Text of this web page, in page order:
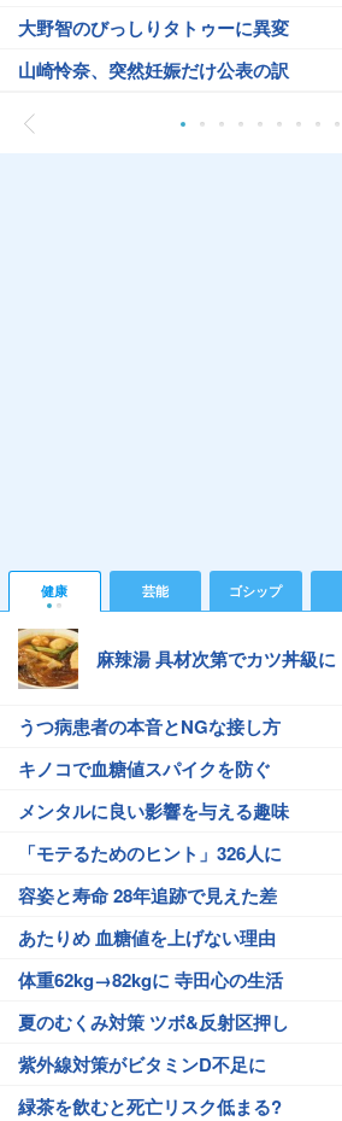
大野智のびっしりタトゥーに異変
山崎怜奈、突然妊娠だけ公表の訳
健康 芸能 ゴシップ
麻辣湯 具材次第でカツ丼級に
うつ病患者の本音とNGな接し方
キノコで血糖値スパイクを防ぐ
メンタルに良い影響を与える趣味
「モテるためのヒント」326人に
容姿と寿命 28年追跡で見えた差
あたりめ 血糖値を上げない理由
体重62kg→82kgに 寺田心の生活
夏のむくみ対策 ツボ&反射区押し
紫外線対策がビタミンD不足に
緑茶を飲むと死亡リスク低まる?